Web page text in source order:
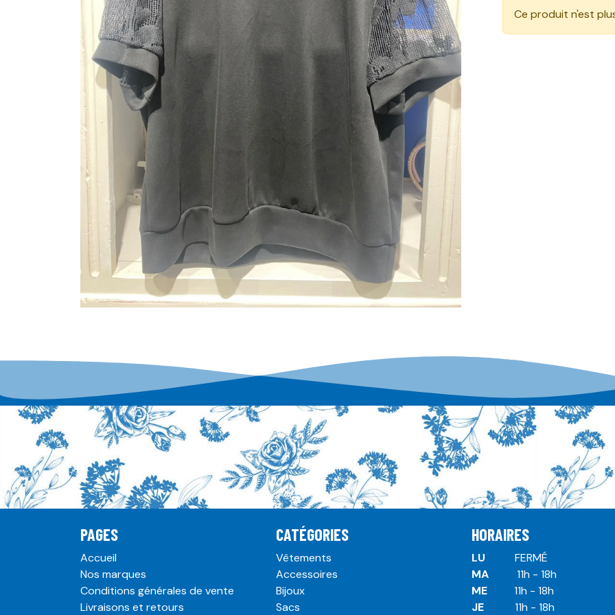
Ce produit n'est
PAGES
Accueil
Nos marques
Conditions générales de vente
Livraisons et retours
CATÉGORIES
Vêtements
Accessoires
Bijoux
Sacs
HORAIRES
LU
​ ​FERMÉ
MA
​11h - 18h
ME
​11h - 18h
JE
​​11h - 18h